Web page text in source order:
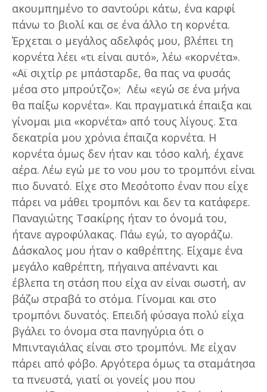
ακουμπημένο το σαντούρι κάτω, ένα καρφί
πάνω το βιολί και σε ένα άλλο τη κορνέτα.
Έρχεται ο μεγάλος αδελφός μου, βλέπει τη
κορνέτα λέει «τι είναι αυτό», λέω «κορνέτα».
«Αϊ σιχτίρ ρε μπάσταρδε, θα πας να φυσάς
μέσα στο μπρούτζο»; Λέω «εγώ σε ένα μήνα
θα παίξω κορνέτα». Και πραγματικά έπαιξα και
γίνομαι μια «κορνέτα» από τους λίγους. Στα
δεκατρία μου χρόνια έπαιζα κορνέτα. Η
κορνέτα όμως δεν ήταν και τόσο καλή, έχανε
αέρα. Λέω εγώ με το νου μου το τρομπόνι είναι
πιο δυνατό. Είχε στο Μεσότοπο έναν που είχε
πάρει να μάθει τρομπόνι και δεν τα κατάφερε.
Παναγιώτης Τσακίρης ήταν το όνομά του,
ήτανε αγροφύλακας. Πάω εγώ, το αγοράζω.
Δάσκαλος μου ήταν ο καθρέπτης. Είχαμε ένα
μεγάλο καθρέπτη, πήγαινα απέναντι και
έβλεπα τη στάση που είχα αν είναι σωστή, αν
βάζω στραβά το στόμα. Γίνομαι και στο
τρομπόνι δυνατός. Επειδή φύσαγα πολύ είχα
βγάλει το όνομα στα πανηγύρια ότι ο
Μπινταγιάλας είναι στο τρομπόνι. Με είχαν
πάρει από φόβο. Αργότερα όμως τα σταμάτησα
τα πνευστά, γιατί οι γονείς μου που